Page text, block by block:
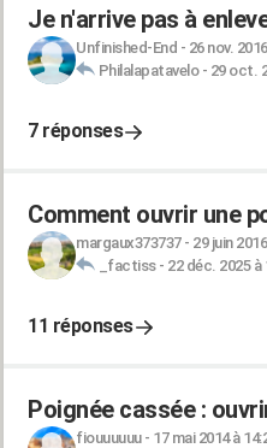
Je n'arrive pas à
Unfinished-End - 26 nov.
Philalapatavelo- 29 oct.
7 réponses
Comment ouvrir une
margaux373737- 29 juin
_factiss- 22 déc. 2025 à
11 réponses
Poignée cassée :
fiouuuuuu- 17 mai 2014 à